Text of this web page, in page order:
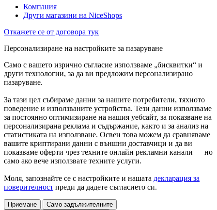
Компания
Други магазини на NiceShops
Откажете се от договора тук
Персонализиране на настройките за пазаруване
Само с вашето изрично съгласие използваме „бисквитки“ и
други технологии, за да ви предложим персонализирано
пазаруване.
За тази цел събираме данни за нашите потребители, тяхното
поведение и използваните устройства. Тези данни използваме
за постоянно оптимизиране на нашия уебсайт, за показване на
персонализирана реклама и съдържание, както и за анализ на
статистиката на използване. Освен това можем да сравняваме
вашите криптирани данни с външни доставчици и да ви
показваме оферти чрез техните онлайн рекламни канали — но
само ако вече използвате техните услуги.
Моля, запознайте се с настройките и нашата декларация за
поверителност преди да дадете съгласието си.
Приемане
Само задължителните